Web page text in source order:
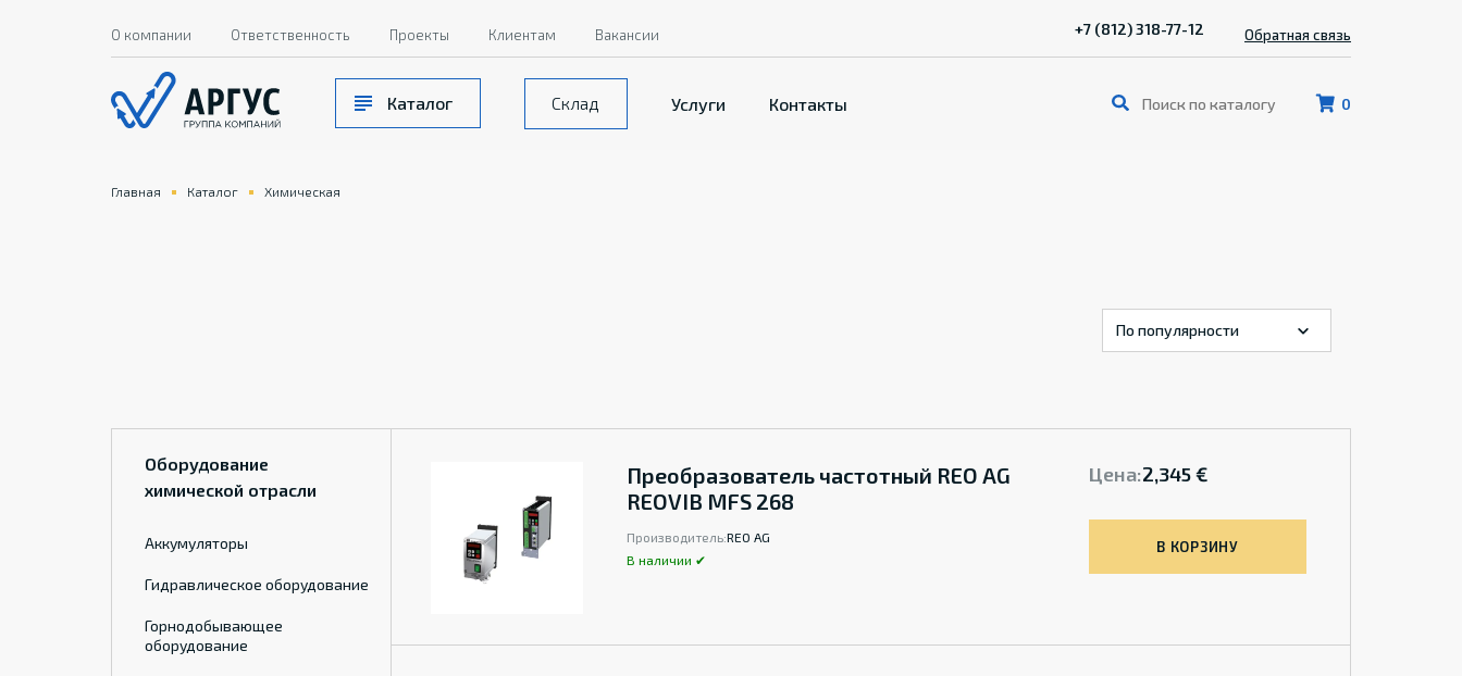
0
Каталог Склад Услуги Контакты
О компании Ответственность Проекты Клиентам Вакансии +7 (812) 318-77-12 Обратная связь
Главная Каталог Химическая
Оборудование
химической отрасли
Аккумуляторы
Гидравлическое оборудование
Горнодобывающее
оборудование
Преобразователь частотный REO AG
REOVIB MFS 268
Производитель:REO AG
В наличии ✔
Цена:2,345 €
В КОРЗИНУ